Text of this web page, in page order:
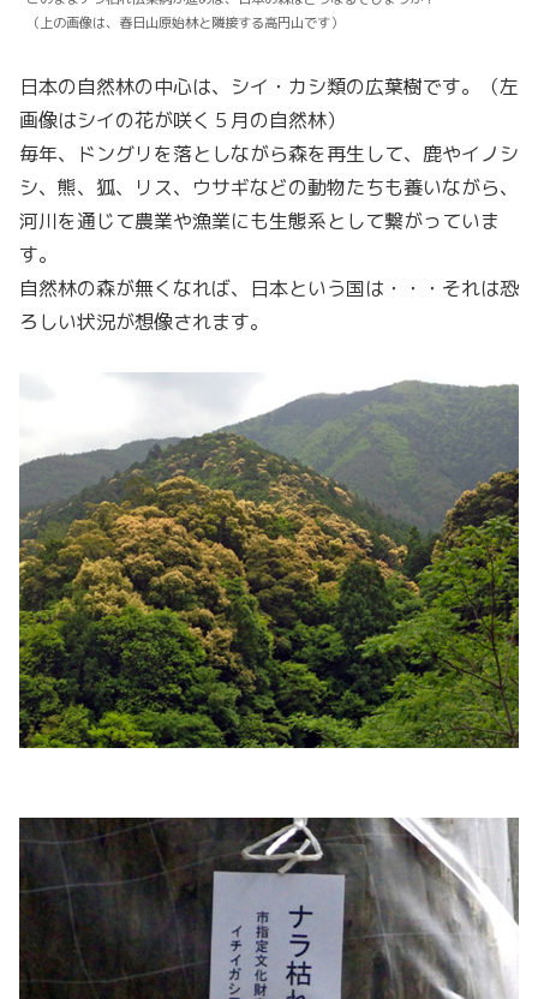
（上の画像は、春日山原始林と隣接する高円山です）
日本の自然林の中心は、シイ・カシ類の広葉樹です。（左
画像はシイの花が咲く５月の自然林）
毎年、ドングリを落としながら森を再生して、鹿やイノシ
シ、熊、狐、リス、ウサギなどの動物たちも養いながら、
河川を通じて農業や漁業にも生態系として繋がっていま
す。
自然林の森が無くなれば、日本という国は・・・それは恐
ろしい状況が想像されます。